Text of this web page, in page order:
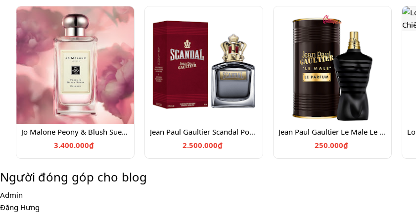
Jo Malone Peony & Blush Suede Cologne (100ml)
3.400.000₫
Jean Paul Gaultier Scandal Pour Homme EDT 100
2.500.000₫
Jean Paul Gaultier Le Male Le Parfum Chiết 10ml
250.000₫
Người đóng góp cho blog
Admin
Đặng Hưng